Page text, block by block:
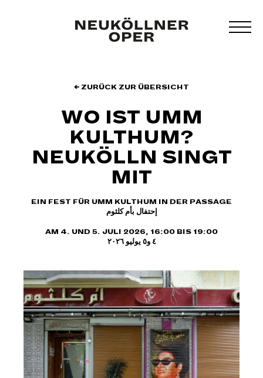
← ZURÜCK ZUR ÜBERSICHT
WO IST UMM
KULTHUM?
NEUKÖLLN SINGT
MIT
EIN FEST FÜR UMM KULTHUM IN DER PASSAGE
إحتفال بأم كلثوم
AM 4. UND 5. JULI 2026, 16:00 BIS 19:00
٤ و٥ يوليو ٢٠٢٦